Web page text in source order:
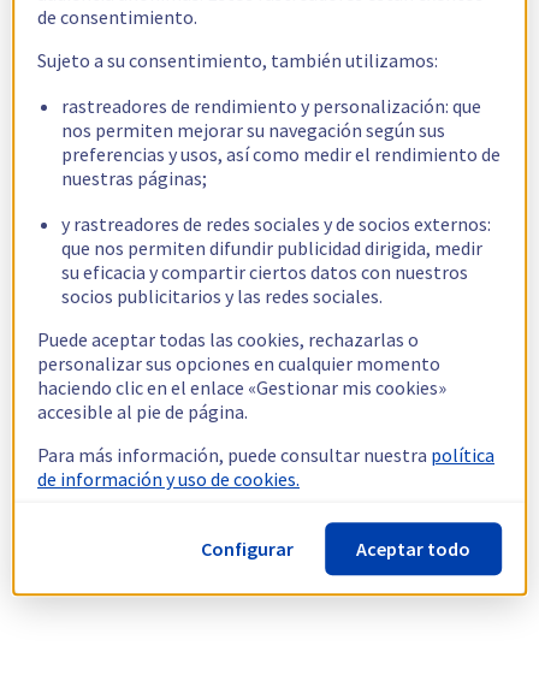
de consentimiento.
Sujeto a su consentimiento, también utilizamos:
rastreadores de rendimiento y personalización: que
nos permiten mejorar su navegación según sus
preferencias y usos, así como medir el rendimiento de
nuestras páginas;
y rastreadores de redes sociales y de socios externos:
que nos permiten difundir publicidad dirigida, medir
su eficacia y compartir ciertos datos con nuestros
socios publicitarios y las redes sociales.
Puede aceptar todas las cookies, rechazarlas o
personalizar sus opciones en cualquier momento
haciendo clic en el enlace «Gestionar mis cookies»
accesible al pie de página.
Para más información, puede consultar nuestra política
de información y uso de cookies.
Configurar Aceptar todo